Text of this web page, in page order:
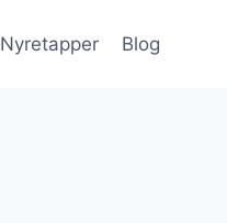
Nyretapper Blog